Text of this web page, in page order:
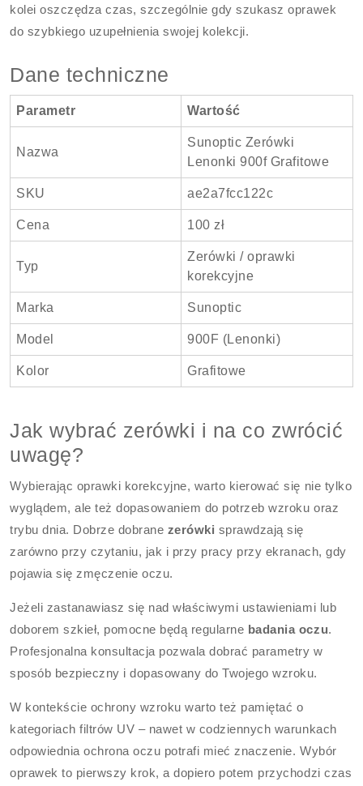
kolei oszczędza czas, szczególnie gdy szukasz oprawek
do szybkiego uzupełnienia swojej kolekcji.
Dane techniczne
Parametr Wartość
Nazwa
Sunoptic Zerówki
Lenonki 900f Grafitowe
SKU ae2a7fcc122c
Cena 100 zł
Typ
Zerówki / oprawki
korekcyjne
Marka Sunoptic
Model 900F (Lenonki)
Kolor Grafitowe
Jak wybrać zerówki i na co zwrócić
uwagę?
Wybierając oprawki korekcyjne, warto kierować się nie tylko
wyglądem, ale też dopasowaniem do potrzeb wzroku oraz
trybu dnia. Dobrze dobrane zerówki sprawdzają się
zarówno przy czytaniu, jak i przy pracy przy ekranach, gdy
pojawia się zmęczenie oczu.
Jeżeli zastanawiasz się nad właściwymi ustawieniami lub
doborem szkieł, pomocne będą regularne badania oczu.
Profesjonalna konsultacja pozwala dobrać parametry w
sposób bezpieczny i dopasowany do Twojego wzroku.
W kontekście ochrony wzroku warto też pamiętać o
kategoriach filtrów UV – nawet w codziennych warunkach
odpowiednia ochrona oczu potrafi mieć znaczenie. Wybór
oprawek to pierwszy krok, a dopiero potem przychodzi czas